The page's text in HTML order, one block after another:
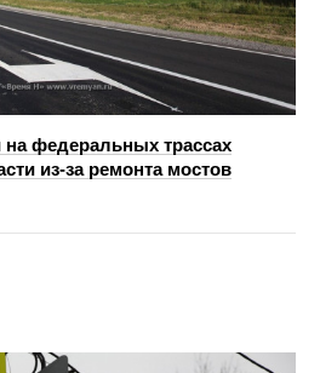
федеральных трассах
из-за ремонта мостов